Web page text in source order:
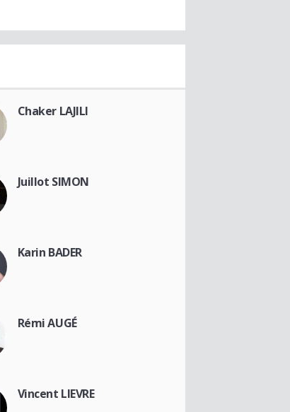
Chaker LAJILI
Juillot SIMON
Karin BADER
Rémi AUGÉ
Vincent LIEVRE